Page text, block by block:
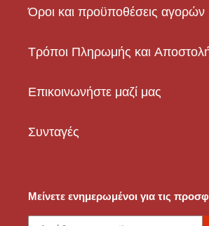
Όροι και προϋποθέσεις αγορών
Τρόποι Πληρωμής και
Επικοινωνήστε μαζί μας
Συνταγές
Μείνετε ενημερωμένοι για τις